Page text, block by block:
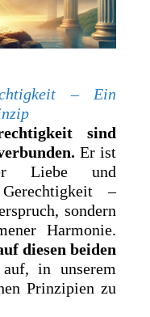
– Ein
sind
Er ist
Liebe und
–
sondern
Harmonie.
diesen beiden
in unserem
Prinzipien zu